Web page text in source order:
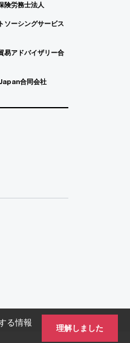
る情報
理解しました
険労務士法人
ソーシングサービス
易アドバイザリー合
合同会社